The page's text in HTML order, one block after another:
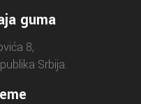
guma
8,
Srbija.